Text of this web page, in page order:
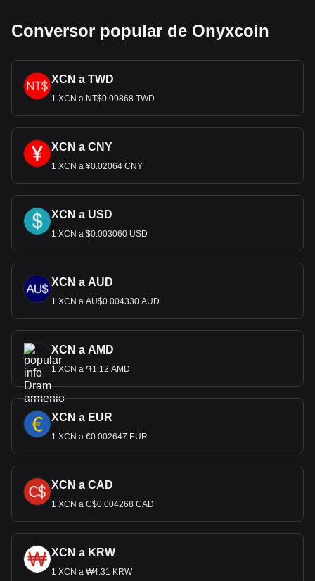
Conversor popular de Onyxcoin
XCN a TWD
1 XCN a NT$0.09868 TWD
XCN a CNY
1 XCN a ¥0.02064 CNY
XCN a USD
1 XCN a $0.003060 USD
XCN a AUD
1 XCN a AU$0.004330 AUD
XCN a AMD
1 XCN a ֏1.12 AMD
XCN a EUR
1 XCN a €0.002647 EUR
XCN a CAD
1 XCN a C$0.004268 CAD
XCN a KRW
1 XCN a ₩4.31 KRW